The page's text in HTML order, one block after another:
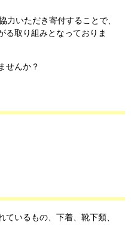
力いただき寄付することで、
る取り組みとなっておりま
せんか？
いるもの、下着、靴下類、